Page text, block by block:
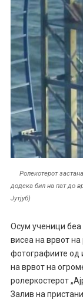
Ролекотерот
додека бил на пат до
Јутјуб)
Осум ученици беа
висеа на врвот на
фотографиите од
на врвот на
ролеркостерот
Залив на